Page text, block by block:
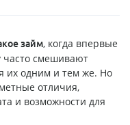
займ, когда впервые
часто смешивают
их одним и тем же. Но
отличия,
и возможности для